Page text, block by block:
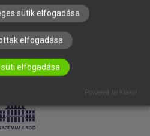
ADATVÉDELEM
sütik elfogadása
elfogadása
elfogadása
Powered by Klaro!